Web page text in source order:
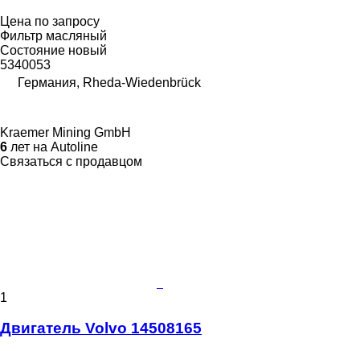
Цена по запросу
Фильтр масляный
Состояние новый
5340053
Германия, Rheda-Wiedenbrück
Kraemer Mining GmbH
6 лет на Autoline
Связаться с продавцом
1
Двигатель Volvo 14508165